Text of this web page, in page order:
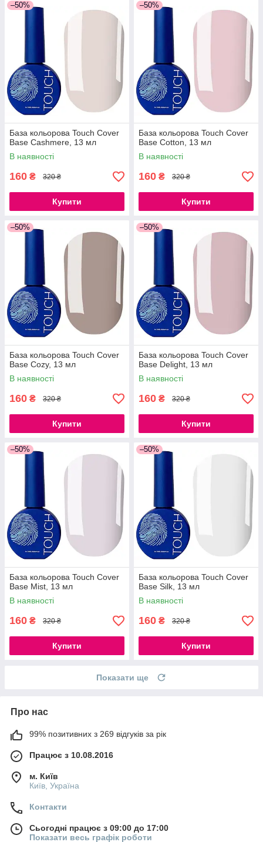
–50%
База кольорова Touch Cover
Base Cashmere, 13 мл
В наявності
160 ₴ 320 ₴
Купити
–50%
База кольорова Touch Cover
Base Cotton, 13 мл
В наявності
160 ₴ 320 ₴
Купити
–50%
База кольорова Touch Cover
Base Cozy, 13 мл
В наявності
160 ₴ 320 ₴
Купити
–50%
База кольорова Touch Cover
Base Delight, 13 мл
В наявності
160 ₴ 320 ₴
Купити
–50%
База кольорова Touch Cover
Base Mist, 13 мл
В наявності
160 ₴ 320 ₴
Купити
–50%
База кольорова Touch Cover
Base Silk, 13 мл
В наявності
160 ₴ 320 ₴
Купити
Показати ще
Про нас
99% позитивних з 269 відгуків за рік
Працює з 10.08.2016
м. Київ
Київ, Україна
Контакти
Сьогодні працює з 09:00 до 17:00
Показати весь графік роботи